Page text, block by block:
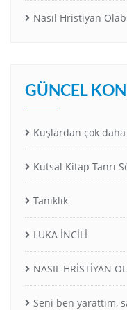
Nasıl Hristiyan
GÜNCEL
Kuşlardan çok
Kutsal Kitap Tanrı
Tanıklık
LUKA İNCİLİ
NASIL HRİSTİYAN
Seni ben yarattım,